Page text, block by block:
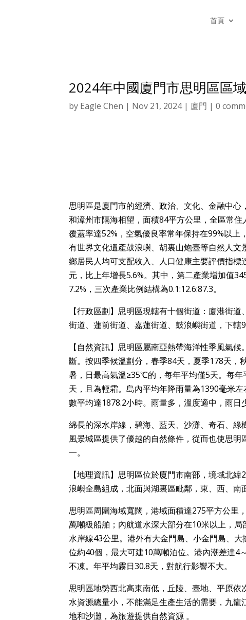
首頁
2024年中國廈門市思明區區
by Eagle Chen | Nov 21, 2024| 廈門 |0
思明區是廈門市的經濟、政治、文化、金融中
和漳州市隔海相望，面積84平方公里，全區常
覆蓋率達52%，空氣優良率常年保持在99%以上
有世界文化遺產鼓浪嶼、胡裏山炮臺等自然人
鄉居民人均可支配收入、人口健康主要評價指
元，比上年增長5.6%。其中，第二產業增加值
7.2%，三次產業比例結構為0.1:12.6:87.3。
【行政區劃】思明區現轄有十個街道：廈港街
街道、蓮前街道、嘉蓮街道、鼓浪嶼街道，下轄
【自然資訊】思明區屬南亞熱帶海洋性季風氣
斷。按四季候溫劃分，春季84天，夏季178天，
暑，日最高氣溫≥35℃的，每年平均僅5天。每
天，且為輕霜。島內平均年降雨量為1390毫米
數平均達1878.2小時。雨量多，溫度適中，雨日
綿長的深水岸線，碧海、藍天、沙灘、奇石、
風景城區提供了優越的自然條件，從而也使思
一。
【地理資訊】思明區位於廈門市南部，境域北緯
浪嶼全島組成，北面與湖裏區毗鄰，東、西、南
思明區周圍海域寬闊，港域面積達275平方公里
萬噸級船舶；內航道水深大部分在10米以上，
水岸線43公里。港外有大金門島、小金門島、
位約40個，最大可建10萬噸泊位。港內潮差達4
不凍。年平均霧日30.8天，對航行影響不大。
思明區地勢西北高東南低，丘陵、臺地、平原
水資源總量小，不能滿足生產生活的需要，九
地和沙灘，為旅遊提供自然資源 。